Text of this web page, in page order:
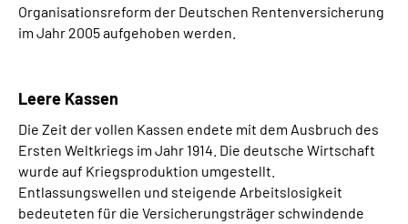
Organisationsreform der Deutschen Rentenversicherung
im Jahr 2005 aufgehoben werden.
Leere Kassen
Die Zeit der vollen Kassen endete mit dem Ausbruch des
Ersten Weltkriegs im Jahr 1914. Die deutsche Wirtschaft
wurde auf Kriegsproduktion umgestellt.
Entlassungswellen und steigende Arbeitslosigkeit
bedeuteten für die Versicherungsträger schwindende